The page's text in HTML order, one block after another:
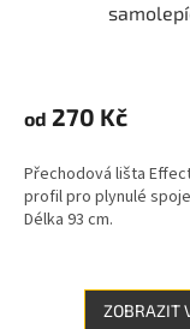
od 270 Kč
Přechodová lišta
profil pro plynulé
Délka 93 cm.
ZOBRAZIT